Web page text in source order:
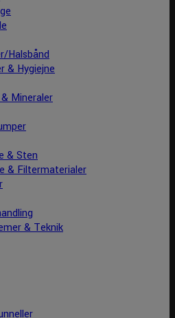
Halsbånd
& Hygiejne
Mineraler
& Sten
& Filtermaterialer
& Teknik